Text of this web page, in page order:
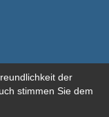
der
stimmen Sie dem
rights reserved.